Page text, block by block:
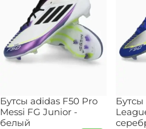
Бутсы adidas F50 Pro
Messi FG Junior -
белый